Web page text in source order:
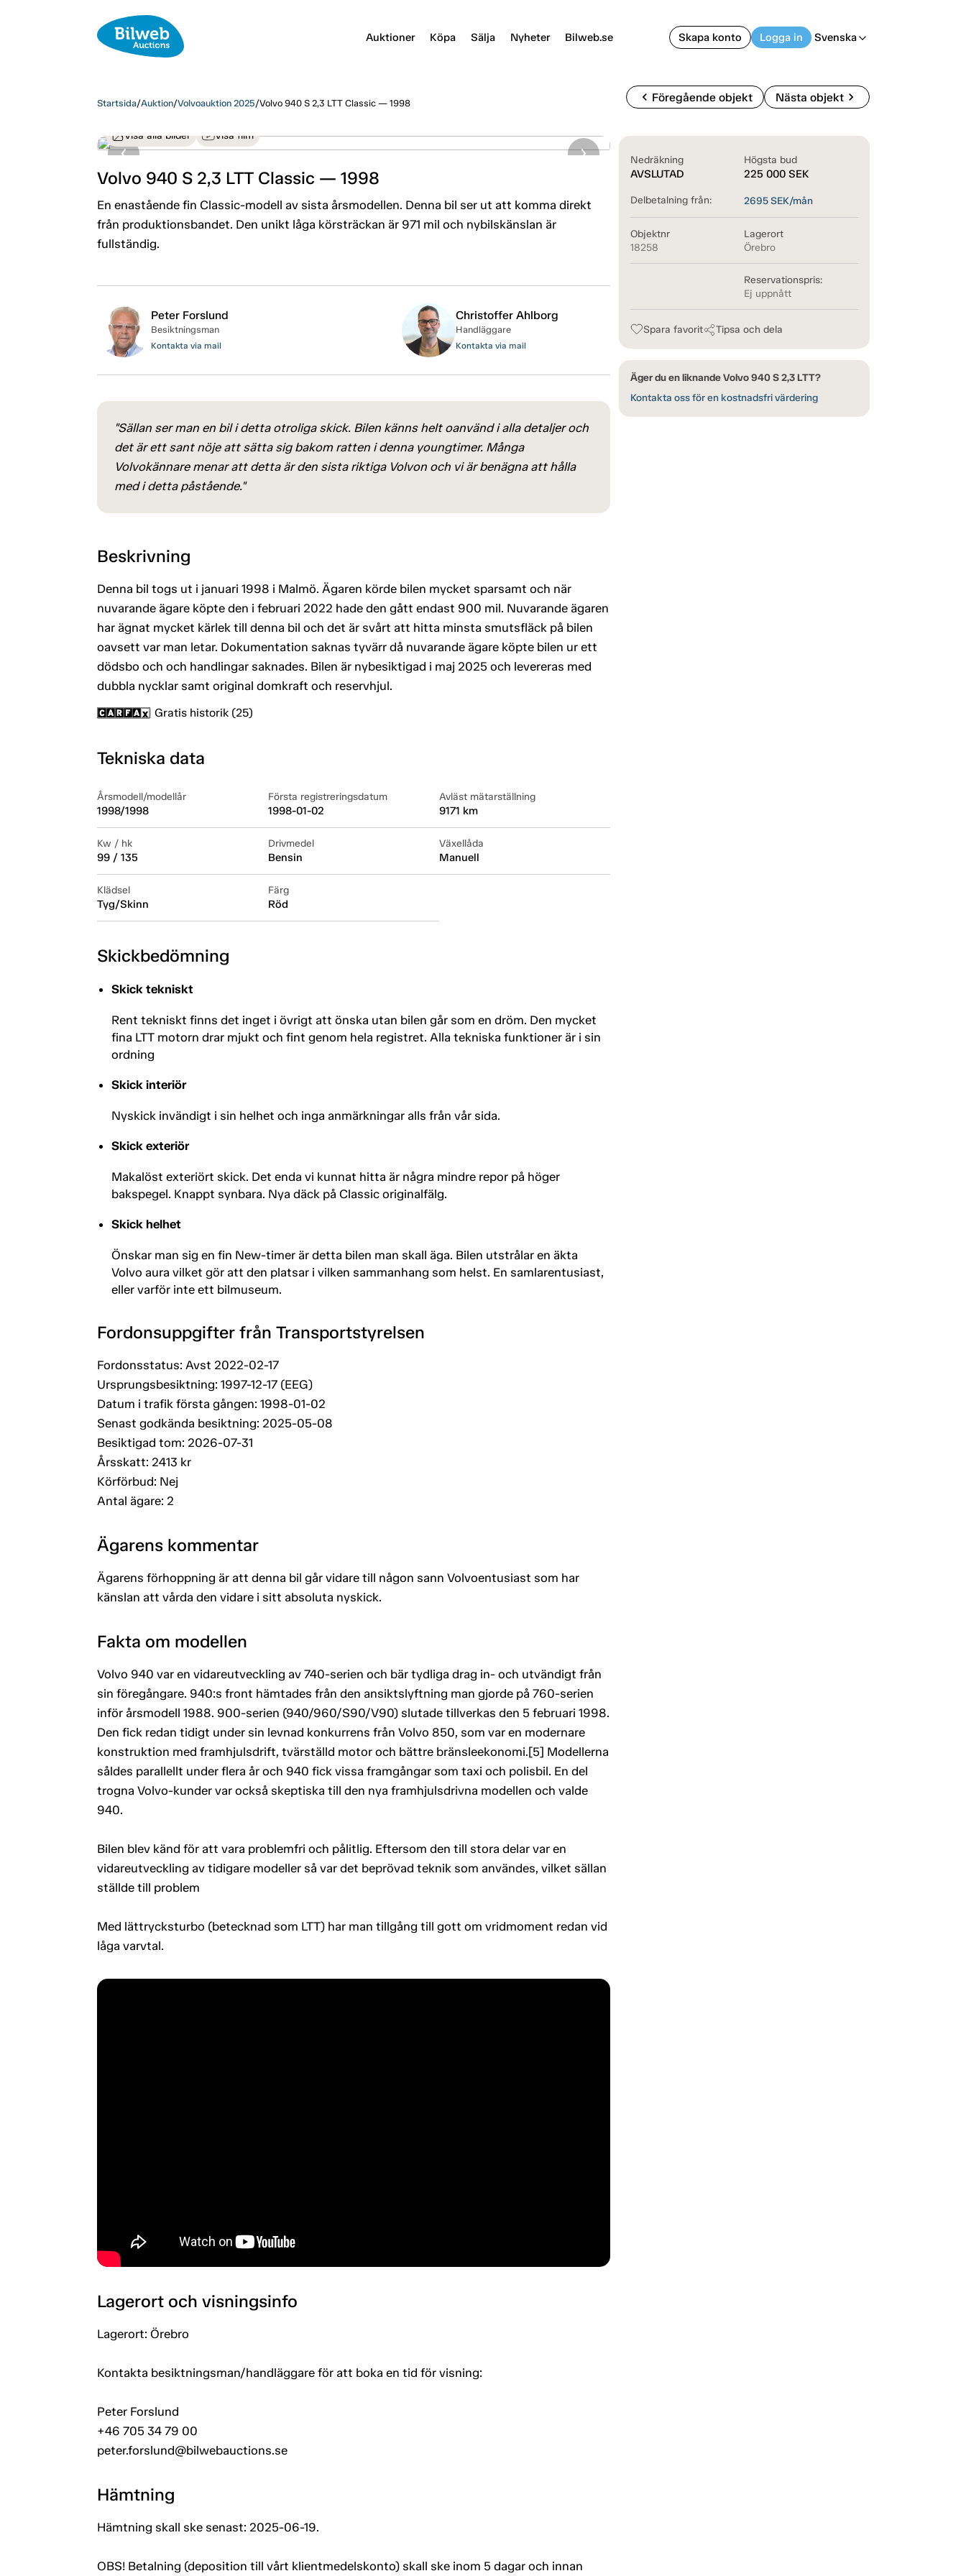
Auktioner Köpa Sälja Nyheter Bilweb.se Skapa konto Logga in Svenska arrow_back_ios
Startsida/Auktion/Volvoauktion 2025/Volvo 940 S 2,3 LTT Classic — 1998 chevron_left Föregående objekt Nästa objektchevron_right
Visa alla bilder Visa film
Volvo 940 S 2,3 LTT Classic — 1998
En enastående fin Classic-modell av sista årsmodellen. Denna bil ser ut att komma direkt
från produktionsbandet. Den unikt låga körsträckan är 971 mil och nybilskänslan är
fullständig.
Nedräkning
AVSLUTAD
Högsta bud
225 000 SEK
Delbetalning från: 2695SEK/mån
Objektnr
18258
Lagerort
Örebro
Reservationspris:
Ej uppnått
Spara favorit Tipsa och dela
Äger du en liknande Volvo 940 S 2,3 LTT?
Kontakta oss för en kostnadsfri värdering
Peter Forslund
Besiktningsman
Kontakta via mail
Christoffer Ahlborg
Handläggare
Kontakta via mail
"Sällan ser man en bil i detta otroliga skick. Bilen känns helt oanvänd i alla detaljer och
det är ett sant nöje att sätta sig bakom ratten i denna youngtimer. Många
Volvokännare menar att detta är den sista riktiga Volvon och vi är benägna att hålla
med i detta påstående."
Beskrivning
Denna bil togs ut i januari 1998 i Malmö. Ägaren körde bilen mycket sparsamt och när
nuvarande ägare köpte den i februari 2022 hade den gått endast 900 mil. Nuvarande ägaren
har ägnat mycket kärlek till denna bil och det är svårt att hitta minsta smutsfläck på bilen
oavsett var man letar. Dokumentation saknas tyvärr då nuvarande ägare köpte bilen ur ett
dödsbo och och handlingar saknades. Bilen är nybesiktigad i maj 2025 och levereras med
dubbla nycklar samt original domkraft och reservhjul.
Gratis historik (25)
Tekniska data
Årsmodell/modellår
1998/1998
Första registreringsdatum
1998-01-02
Avläst mätarställning
9171 km
Kw / hk
99 / 135
Drivmedel
Bensin
Växellåda
Manuell
Klädsel
Tyg/Skinn
Färg
Röd
Skickbedömning
Skick tekniskt
Rent tekniskt finns det inget i övrigt att önska utan bilen går som en dröm. Den mycket
fina LTT motorn drar mjukt och fint genom hela registret. Alla tekniska funktioner är i sin
ordning
Skick interiör
Nyskick invändigt i sin helhet och inga anmärkningar alls från vår sida.
Skick exteriör
Makalöst exteriört skick. Det enda vi kunnat hitta är några mindre repor på höger
bakspegel. Knappt synbara. Nya däck på Classic originalfälg.
Skick helhet
Önskar man sig en fin New-timer är detta bilen man skall äga. Bilen utstrålar en äkta
Volvo aura vilket gör att den platsar i vilken sammanhang som helst. En samlarentusiast,
eller varför inte ett bilmuseum.
Fordonsuppgifter från Transportstyrelsen
Fordonsstatus: Avst 2022-02-17
Ursprungsbesiktning: 1997-12-17 (EEG)
Datum i trafik första gången: 1998-01-02
Senast godkända besiktning: 2025-05-08
Besiktigad tom: 2026-07-31
Årsskatt: 2413 kr
Körförbud: Nej
Antal ägare: 2
Ägarens kommentar
Ägarens förhoppning är att denna bil går vidare till någon sann Volvoentusiast som har
känslan att vårda den vidare i sitt absoluta nyskick.
Fakta om modellen
Volvo 940 var en vidareutveckling av 740-serien och bär tydliga drag in- och utvändigt från
sin föregångare. 940:s front hämtades från den ansiktslyftning man gjorde på 760-serien
inför årsmodell 1988. 900-serien (940/960/S90/V90) slutade tillverkas den 5 februari 1998.
Den fick redan tidigt under sin levnad konkurrens från Volvo 850, som var en modernare
konstruktion med framhjulsdrift, tvärställd motor och bättre bränsleekonomi.[5] Modellerna
såldes parallellt under flera år och 940 fick vissa framgångar som taxi och polisbil. En del
trogna Volvo-kunder var också skeptiska till den nya framhjulsdrivna modellen och valde
940.
Bilen blev känd för att vara problemfri och pålitlig. Eftersom den till stora delar var en
vidareutveckling av tidigare modeller så var det beprövad teknik som användes, vilket sällan
ställde till problem
Med lättrycksturbo (betecknad som LTT) har man tillgång till gott om vridmoment redan vid
låga varvtal.
Lagerort och visningsinfo
Lagerort: Örebro
Kontakta besiktningsman/handläggare för att boka en tid för visning:
Peter Forslund
+46 705 34 79 00
peter.forslund@bilwebauctions.se
Hämtning
Hämtning skall ske senast: 2025-06-19.
OBS! Betalning (deposition till vårt klientmedelskonto) skall ske inom 5 dagar och innan